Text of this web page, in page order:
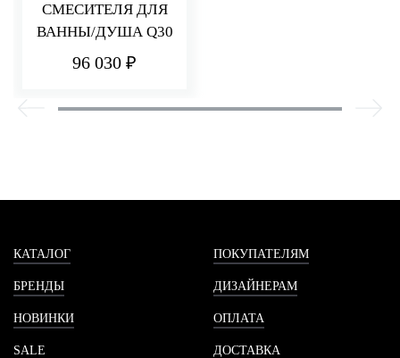
СМЕСИТЕЛЯ ДЛЯ
ВАННЫ/ДУША Q30
96 030 ₽
КАТАЛОГ
БРЕНДЫ
НОВИНКИ
SALE
ПОКУПАТЕЛЯМ
ДИЗАЙНЕРАМ
ОПЛАТА
ДОСТАВКА